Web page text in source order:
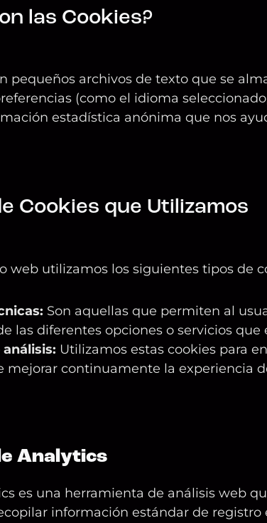
las Cookies?
pequeños archivos de texto que se
(como el idioma
estadística anónima que nos
Cookies que Utilizamos
web utilizamos los siguientes tipos de
Son aquellas que permiten al
las diferentes opciones o servicios que
Utilizamos estas cookies para
mejorar continuamente la experiencia
Analytics
es una herramienta de análisis web
información estándar de